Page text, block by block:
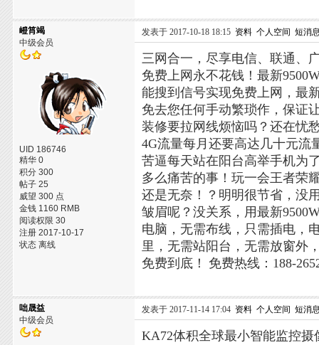
嶝筲竭
中级会员
UID 186746
精华 0
积分 300
帖子 25
威望 300 点
金钱 1160 RMB
阅读权限 30
注册 2017-10-17
状态 离线
发表于 2017-10-18 18:15 资料 个人空间 短消
三网合一，尽享电信、联通、
免费上网永不花钱！最新
能搜到信号实现免费上网，最
免去您任何手动繁琐作，保证
装修要拉网线烦恼吗？还在忧
4G流量每月还要高达几十元流
苦逼每天站在阳台高举手机为
多么痛苦的事！玩一会王者荣
还是无奈！？明明很节省，没
皱眉呢？没关系，用最新
电脑，无需布线，只需插电，
里，无需站阳台，无需放窗外
免费到底！
免费热线：188-
咄晟益
中级会员
发表于 2017-11-14 17:04 资料 个人空间 短消
KA72体积全球最小智能监控